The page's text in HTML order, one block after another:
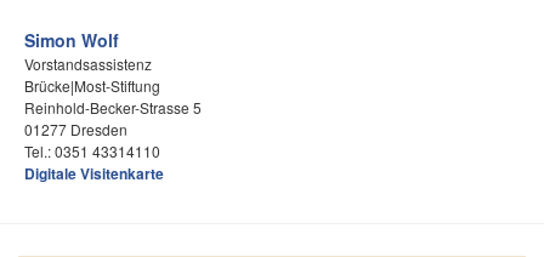
Simon Wolf
Vorstandsassistenz
Brücke|Most-Stiftung
Reinhold-Becker-Strasse 5
01277 Dresden
Tel.: 0351 43314110
Digitale Visitenkarte